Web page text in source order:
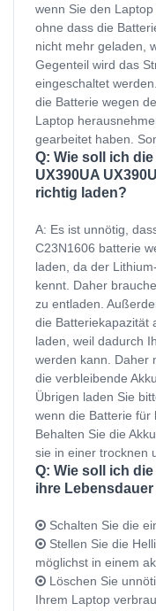
wenn Sie den
ohne dass die
nicht mehr geladen,
Gegenteil wird das
eingeschaltet
die Batterie wegen
Laptop
gearbeitet haben.
Q: Wie soll ich
UX390UA
richtig laden?
A: Es ist unnötig,
C23N1606 batterie
laden, da der
kennt. Daher
zu entladen.
die Batteriekapazität
laden, weil dadurch
werden kann. Daher
die verbleibende
Übrigen laden Sie
wenn die Batterie für
Behalten Sie die
sie in einer trocknen
Q: Wie soll ich
ihre
Schalten Sie die
Stellen Sie die
möglichst in einem
Löschen Sie
Ihrem Laptop